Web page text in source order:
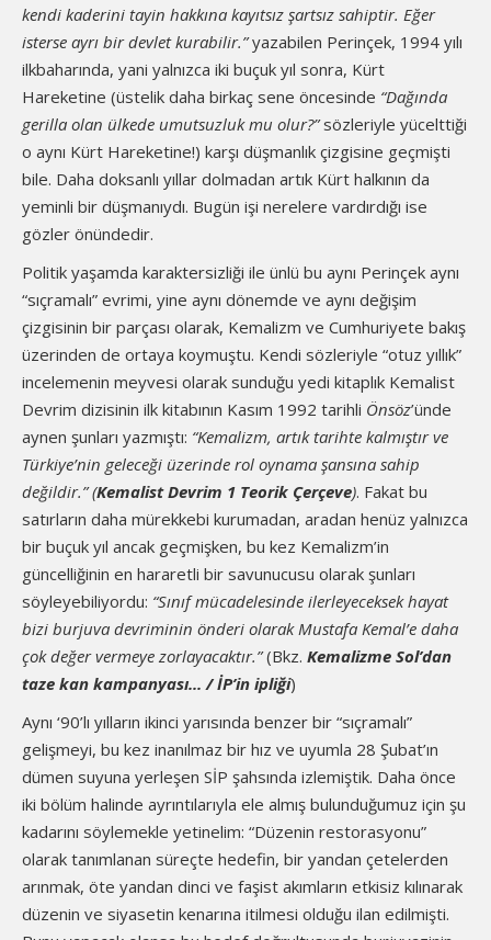
kendi kaderini tayin hakkına kayıtsız şartsız sahiptir. Eğer
isterse ayrı bir devlet kurabilir.”yazabilen Perinçek, 1994 yılı
ilkbaharında, yani yalnızca iki buçuk yıl sonra, Kürt
Hareketine (üstelik daha birkaç sene öncesinde “Dağında
gerilla olan ülkede umutsuzluk mu olur?”sözleriyle yücelttiği
o aynı Kürt Hareketine!) karşı düşmanlık çizgisine geçmişti
bile. Daha doksanlı yıllar dolmadan artık Kürt halkının da
yeminli bir düşmanıydı. Bugün işi nerelere vardırdığı ise
gözler önündedir.
Politik yaşamda karaktersizliği ile ünlü bu aynı Perinçek aynı
“sıçramalı” evrimi, yine aynı dönemde ve aynı değişim
çizgisinin bir parçası olarak, Kemalizm ve Cumhuriyete bakış
üzerinden de ortaya koymuştu. Kendi sözleriyle “otuz yıllık”
incelemenin meyvesi olarak sunduğu yedi kitaplık Kemalist
Devrim dizisinin ilk kitabının Kasım 1992 tarihli Önsöz’ünde
aynen şunları yazmıştı: “Kemalizm, artık tarihte kalmıştır ve
Türkiye’nin geleceği üzerinde rol oynama şansına sahip
değildir.” (Kemalist Devrim 1 Teorik Çerçeve). Fakat bu
satırların daha mürekkebi kurumadan, aradan henüz yalnızca
bir buçuk yıl ancak geçmişken, bu kez Kemalizm’in
güncelliğinin en hararetli bir savunucusu olarak şunları
söyleyebiliyordu: “Sınıf mücadelesinde ilerleyeceksek hayat
bizi burjuva devriminin önderi olarak Mustafa Kemal’e daha
çok değer vermeye zorlayacaktır.”(Bkz. Kemalizme Sol’dan
taze kan kampanyası... / İP’in ipliği)
Aynı ‘90’lı yılların ikinci yarısında benzer bir “sıçramalı”
gelişmeyi, bu kez inanılmaz bir hız ve uyumla 28 Şubat’ın
dümen suyuna yerleşen SİP şahsında izlemiştik. Daha önce
iki bölüm halinde ayrıntılarıyla ele almış bulunduğumuz için şu
kadarını söylemekle yetinelim: “Düzenin restorasyonu”
olarak tanımlanan süreçte hedefin, bir yandan çetelerden
arınmak, öte yandan dinci ve faşist akımların etkisiz kılınarak
düzenin ve siyasetin kenarına itilmesi olduğu ilan edilmişti.